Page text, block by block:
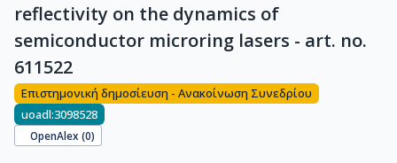
reflectivity on the dynamics of
semiconductor microring lasers - art. no.
611522
Επιστημονική δημοσίευση - Ανακοίνωση Συνεδρίου
uoadl:3098528
OpenAlex (0)